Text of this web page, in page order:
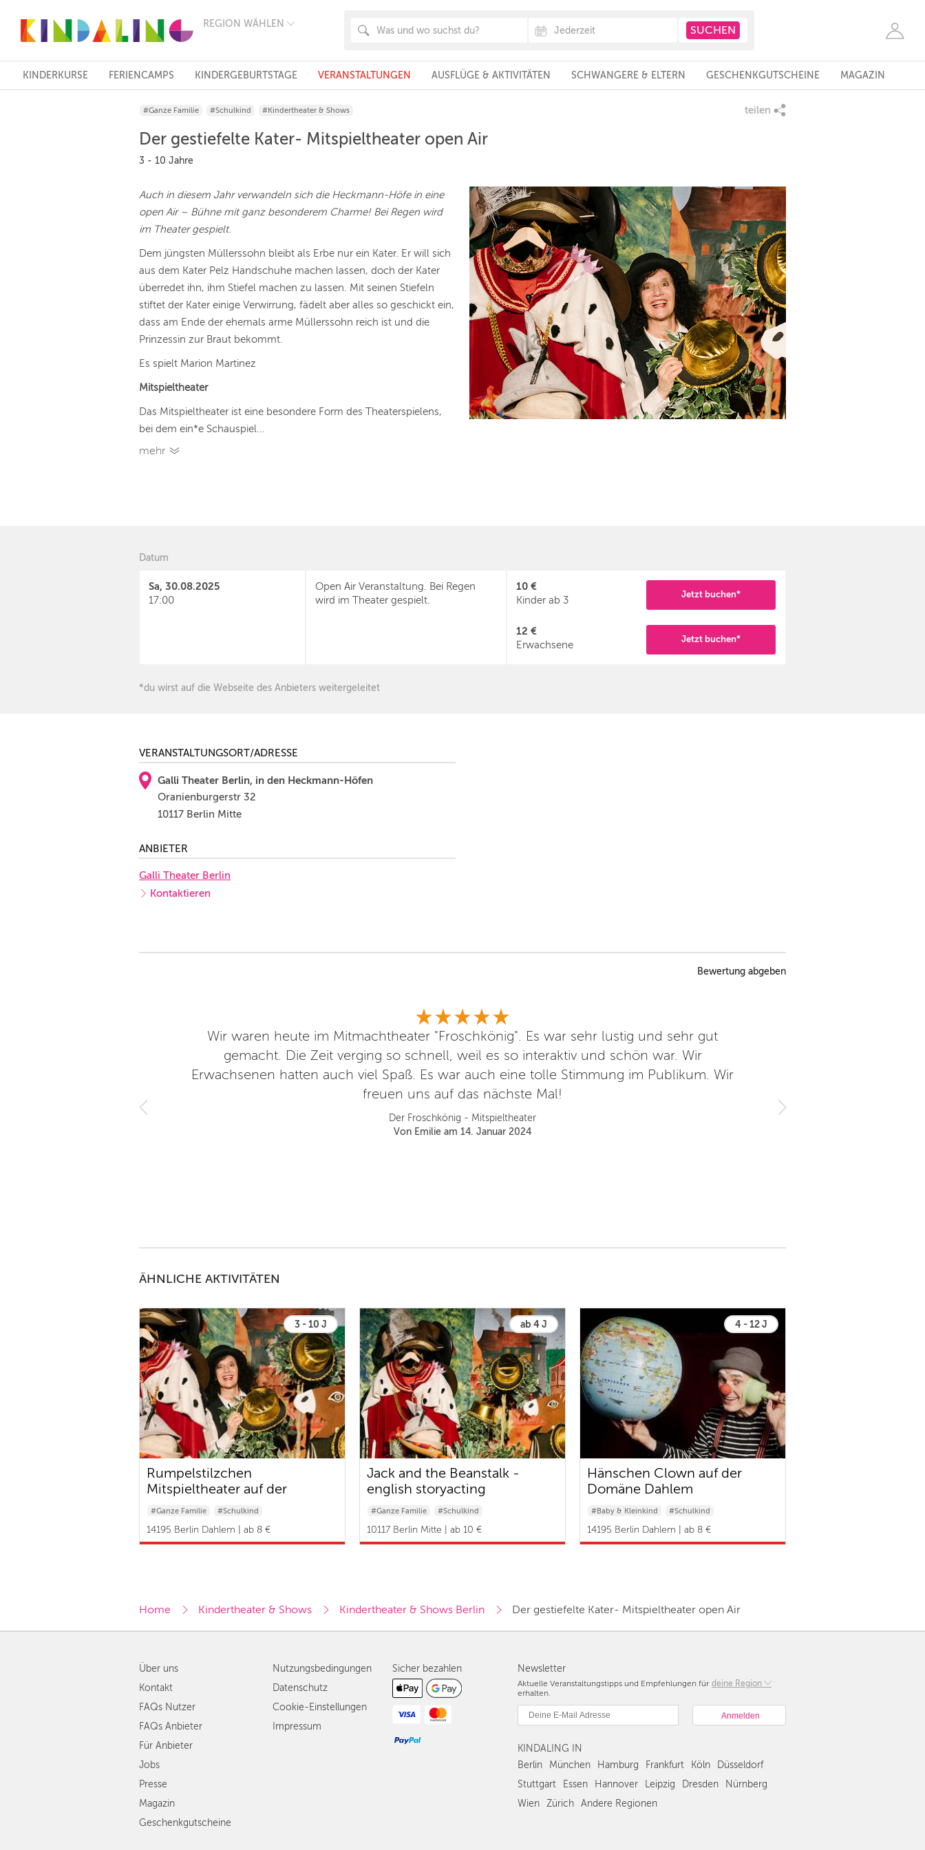
REGION WÄHLEN
FRANKFURT
KÖLN
STUTTGART
ESSEN
HANNOVER
WIEN
ZÜRICH
ANDERE
REGIONEN
KINDERKURSE FERIENCAMPS KINDERGEBURTSTAGE VERANSTALTUNGEN AUSFLÜGE & AKTIVITÄTEN SCHWANGERE & ELTERN GESCHENKGUTSCHEINE MAGAZIN
#Ganze Familie #Schulkind #Kindertheater & Shows teilen
Der gestiefelte Kater- Mitspieltheater open Air
3 - 10 Jahre
Auch in diesem Jahr verwandeln sich die Heckmann-Höfe in eine
open Air – Bühne mit ganz besonderem Charme! Bei Regen wird
im Theater gespielt.
Dem jüngsten Müllerssohn bleibt als Erbe nur ein Kater. Er will sich
aus dem Kater Pelz Handschuhe machen lassen, doch der Kater
überredet ihn, ihm Stiefel machen zu lassen. Mit seinen Stiefeln
stiftet der Kater einige Verwirrung, fädelt aber alles so geschickt ein,
dass am Ende der ehemals arme Müllerssohn reich ist und die
Prinzessin zur Braut bekommt.
Es spielt Marion Martinez
Mitspieltheater
Das Mitspieltheater ist eine besondere Form des Theaterspielens,
bei dem ein*e Schauspiel...
mehr
Datum
Sa, 30.08.2025
17:00
Open Air Veranstaltung. Bei Regen
wird im Theater gespielt.
10 €
Kinder ab 3
Jetzt buchen*
12 €
Erwachsene
Jetzt buchen*
*du wirst auf die Webseite des Anbieters weitergeleitet
VERANSTALTUNGSORT/ADRESSE
Galli Theater Berlin, in den Heckmann-Höfen
Oranienburgerstr 32
10117 Berlin Mitte
ANBIETER
Galli Theater Berlin
Kontaktieren
Bewertung abgeben
Wir waren heute im Mitmachtheater "Froschkönig". Es war sehr lustig und sehr gut
gemacht. Die Zeit verging so schnell, weil es so interaktiv und schön war. Wir
Erwachsenen hatten auch viel Spaß. Es war auch eine tolle Stimmung im Publikum. Wir
freuen uns auf das nächste Mal!
Der Froschkönig - Mitspieltheater
Von Emilie am 14. Januar 2024
ÄHNLICHE AKTIVITÄTEN
3 - 10 J
Rumpelstilzchen
Mitspieltheater auf der
Domäne Dahlem
#Ganze Familie
#Schulkind
#Baby & Kleinkind
14195 Berlin Dahlem | ab 8 €
ab 4 J
Jack and the Beanstalk -
english storyacting
#Ganze Familie
#Schulkind
#Baby & Kleinkind
10117 Berlin Mitte | ab 10 €
4 - 12 J
Hänschen Clown auf der
Domäne Dahlem
#Baby & Kleinkind
#Schulkind
#Ganze Familie
14195 Berlin Dahlem | ab 8 €
Home Kindertheater & Shows Kindertheater & Shows Berlin Der gestiefelte Kater- Mitspieltheater open Air
Newsletter
Aktuelle Veranstaltungstipps und Empfehlungen für deine Region
Berlin
Hamburg
Düsseldorf
Stuttgart
erhalten.
KINDALING IN
Berlin
München Hamburg Frankfurt Köln
Düsseldorf
Stuttgart
Essen Hannover Leipzig Dresden
Nürnberg
Wien
Zürich Andere Regionen
Über uns
Kontakt
FAQs Nutzer
FAQs Anbieter
Für Anbieter
Jobs
Presse
Magazin
Geschenkgutscheine
Nutzungsbedingungen
Datenschutz
Cookie-Einstellungen
Impressum
Sicher bezahlen